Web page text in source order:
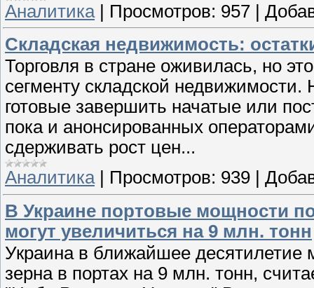
Аналитика | Просмотров: 957 |
Складская недвижимость:
Торговля в стране оживилась, но
сегменту складской
готовые завершить начатые или
пока и анонсированных
сдерживать рост цен...
Аналитика| Просмотров: 939
В Украине портовые мощности
могут увеличиться на 9 млн. тонн
Украина в ближайшее десятилетие
зерна в портах на 9 млн. тонн,